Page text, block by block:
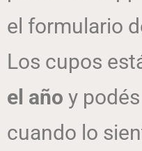
el formulario
Los cupos
el año y
cuando lo